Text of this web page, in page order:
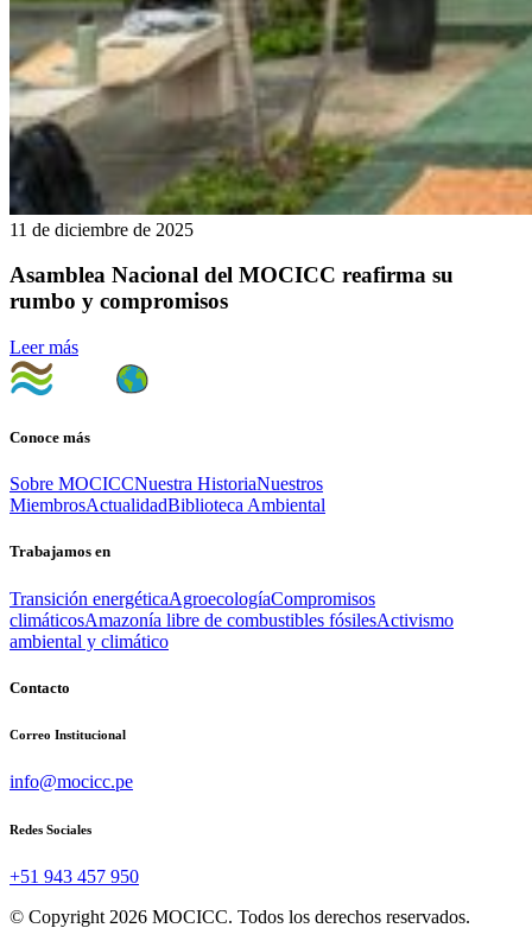
11 de diciembre de 2025
Asamblea Nacional del MOCICC reafirma su
rumbo y compromisos
Leer más
Conoce más
Sobre MOCICCNuestra HistoriaNuestros
MiembrosActualidadBiblioteca Ambiental
Trabajamos en
Transición energéticaAgroecologíaCompromisos
climáticosAmazonía libre de combustibles fósilesActivismo
ambiental y climático
Contacto
Correo Institucional
info@mocicc.pe
Redes Sociales
+51 943 457 950
© Copyright 2026 MOCICC. Todos los derechos reservados.